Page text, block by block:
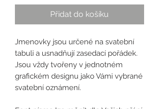
Přidat do košíku
Jmenovky jsou určené na svatební
tabuli a usnadňují zasedací pořádek.
Jsou vždy tvořeny v jednotném
grafickém designu jako Vámi vybrané
svatební oznámení.